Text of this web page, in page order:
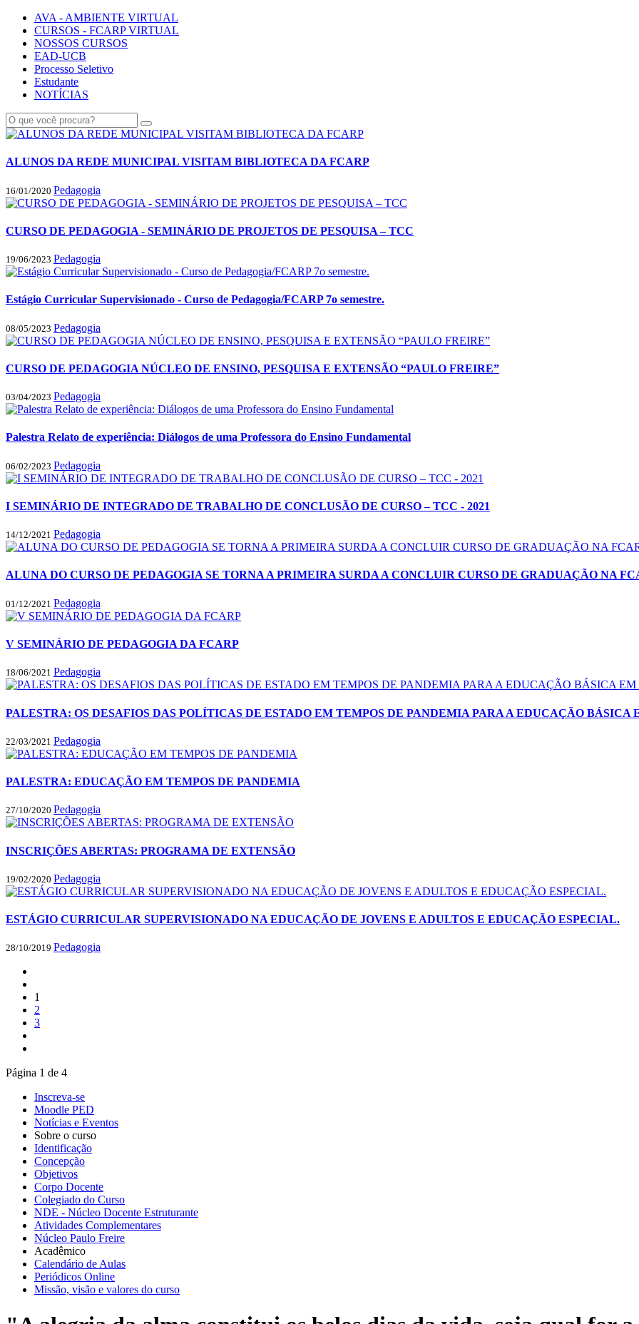
AVA - AMBIENTE VIRTUAL
CURSOS - FCARP VIRTUAL
NOSSOS CURSOS
EAD-UCB
Processo Seletivo
Estudante
NOTÍCIAS
ALUNOS DA REDE MUNICIPAL VISITAM BIBLIOTECA DA FCARP
16/01/2020 Pedagogia
CURSO DE PEDAGOGIA - SEMINÁRIO DE PROJETOS DE PESQUISA – TCC
19/06/2023 Pedagogia
Estágio Curricular Supervisionado - Curso de Pedagogia/FCARP 7o semestre.
08/05/2023 Pedagogia
CURSO DE PEDAGOGIA NÚCLEO DE ENSINO, PESQUISA E EXTENSÃO “PAULO FREIRE”
03/04/2023 Pedagogia
Palestra Relato de experiência: Diálogos de uma Professora do Ensino Fundamental
06/02/2023 Pedagogia
I SEMINÁRIO DE INTEGRADO DE TRABALHO DE CONCLUSÃO DE CURSO – TCC - 2021
14/12/2021 Pedagogia
ALUNA DO CURSO DE PEDAGOGIA SE TORNA A PRIMEIRA SURDA A CONCLUIR CURSO DE GRADUAÇÃO NA
01/12/2021 Pedagogia
V SEMINÁRIO DE PEDAGOGIA DA FCARP
18/06/2021 Pedagogia
PALESTRA: OS DESAFIOS DAS POLÍTICAS DE ESTADO EM TEMPOS DE PANDEMIA PARA A EDUCAÇÃO BÁSICA
22/03/2021 Pedagogia
PALESTRA: EDUCAÇÃO EM TEMPOS DE PANDEMIA
27/10/2020 Pedagogia
INSCRIÇÕES ABERTAS: PROGRAMA DE EXTENSÃO
19/02/2020 Pedagogia
ESTÁGIO CURRICULAR SUPERVISIONADO NA EDUCAÇÃO DE JOVENS E ADULTOS E EDUCAÇÃO ESPECIAL.
28/10/2019 Pedagogia
1
2
3
Página 1 de 4
Inscreva-se
Moodle PED
Notícias e Eventos
Sobre o curso
Identificação
Concepção
Objetivos
Corpo Docente
Colegiado do Curso
NDE - Núcleo Docente Estruturante
Atividades Complementares
Núcleo Paulo Freire
Acadêmico
Calendário de Aulas
Periódicos Online
Missão, visão e valores do curso